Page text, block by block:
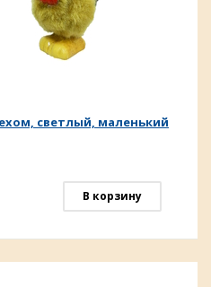
светлый, маленький
В корзину